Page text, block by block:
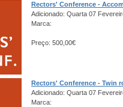
Rectors' Conference -
Adicionado: Quarta 07
Marca:
Preço: 500,00€
Rectors' Conference - Twin
Adicionado: Quarta 07
Marca: